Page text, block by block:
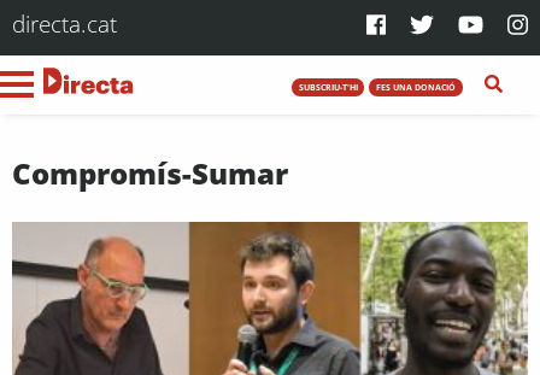
directa.cat
SUBSCRIU-T'HI FES UNA DONACIÓ
Compromís-Sumar